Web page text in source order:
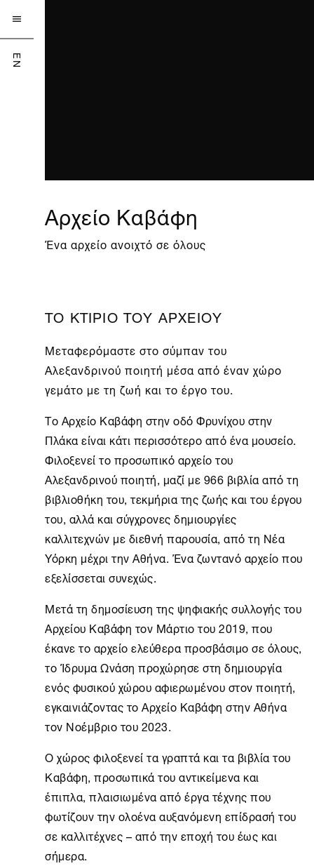

EN
Αρχείο Καβάφη
Ένα αρχείο ανοιχτό σε όλους
ΤΟ ΚΤΙΡΙΟ ΤΟΥ ΑΡΧΕΙΟΥ
Μεταφερόμαστε στο σύμπαν του
Αλεξανδρινού ποιητή μέσα από έναν χώρο
γεμάτο με τη ζωή και το έργο του.
ΤοΑρχείο Καβάφη στην οδό Φρυνίχου στην
Πλάκα είναι κάτι περισσότερο από ένα μουσείο.
Φιλοξενεί το προσωπικό αρχείο του
Αλεξανδρινού ποιητή, μαζί με 966 βιβλία από τη
βιβλιοθήκη του, τεκμήρια της ζωής και του έργου
του, αλλά και σύγχρονες δημιουργίες
καλλιτεχνών με διεθνή παρουσία, από τη Νέα
Υόρκη μέχρι τηνΑθήνα. Ένα ζωντανό αρχείο που
εξελίσσεται συνεχώς.
Μετά τη δημοσίευση της ψηφιακής συλλογής του
Αρχείου Καβάφη τον Μάρτιο του 2019, που
έκανε το αρχείο ελεύθερα προσβάσιμο σε όλους,
τοΊδρυμα Ωνάση προχώρησε στη δημιουργία
ενός φυσικού χώρου αφιερωμένου στον ποιητή,
εγκαινιάζοντας τοΑρχείο Καβάφη στηνΑθήνα
τον Νοέμβριο του 2023.
Ο χώρος φιλοξενεί τα γραπτά και τα βιβλία του
Καβάφη, προσωπικά του αντικείμενα και
έπιπλα, πλαισιωμένα από έργα τέχνης που
φωτίζουν την ολοένα αυξανόμενη επίδρασή του
σε καλλιτέχνες – από την εποχή του έως και
σήμερα.